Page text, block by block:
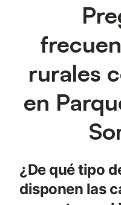
rurales
en
¿De qué tipo
disponen las